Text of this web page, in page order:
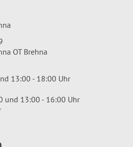
OT Brehna
13:00 - 18:00 Uhr
und 13:00 - 16:00 Uhr